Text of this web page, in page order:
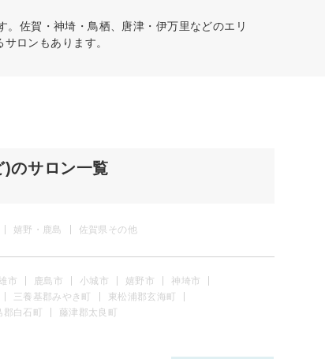
佐賀・神埼・鳥栖、唐津・伊万里などのエリ
ロンもあります。
のサロン一覧
嬉野・鹿島 佐賀県その他
市 鹿島市 小城市 嬉野市
神埼市
三養基郡みやき町
東松浦郡玄海町
郡白石町 藤津郡太良町